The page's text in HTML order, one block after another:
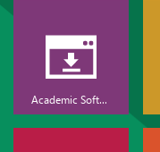
Academic Software